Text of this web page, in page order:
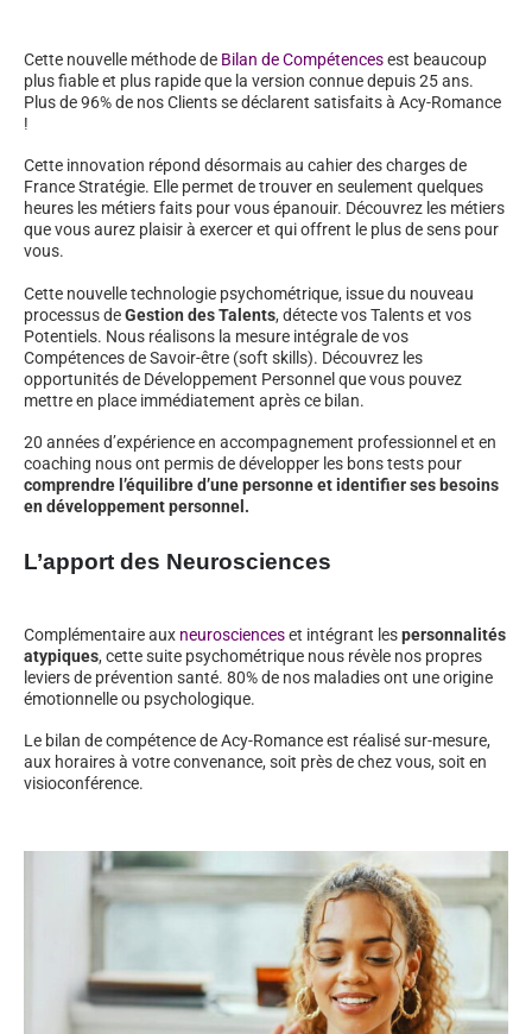
Cette nouvelle méthode de Bilan de Compétencesest beaucoup
plus fiable et plus rapide que la version connue depuis 25 ans.
Plus de 96% de nos Clients se déclarent satisfaits à Acy-Romance
!
Cette innovation répond désormais au cahier des charges de
France Stratégie. Elle permet de trouver en seulement quelques
heures les métiers faits pour vous épanouir. Découvrez les métiers
que vous aurez plaisir à exercer et qui offrent le plus de sens pour
vous.
Cette nouvelle technologie psychométrique, issue du nouveau
processus deGestion des Talents, détecte vos Talents et vos
Potentiels. Nous réalisons la mesure intégrale de vos
Compétences de Savoir-être (soft skills). Découvrez les
opportunités de Développement Personnel que vous pouvez
mettre en place immédiatement après ce bilan.
20 années d’expérience en accompagnement professionnel et en
coaching nous ont permis de développer les bons tests pour
comprendre l’équilibre d’une personne et identifier ses besoins
en développement personnel.
L’apport des Neurosciences
Complémentaire aux neuroscienceset intégrant lespersonnalités
atypiques, cette suite psychométrique nous révèle nos propres
leviers de prévention santé. 80% de nos maladies ont une origine
émotionnelle ou psychologique.
Le bilan de compétence de Acy-Romance est réalisé sur-mesure,
aux horaires à votre convenance, soit près de chez vous, soit en
visioconférence.